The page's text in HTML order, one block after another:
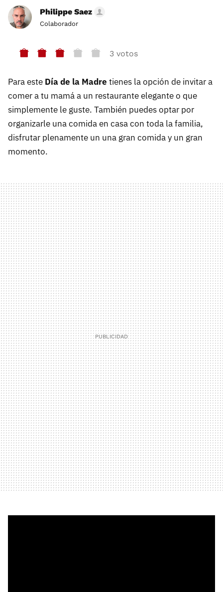
Philippe Saez
Colaborador
3 votos
Para este Día de la Madre tienes la opción de invitar a
comer a tu mamá a un restaurante elegante o que
simplemente le guste. También puedes optar por
organizarle una comida en casa con toda la familia,
disfrutar plenamente un una gran comida y un gran
momento.